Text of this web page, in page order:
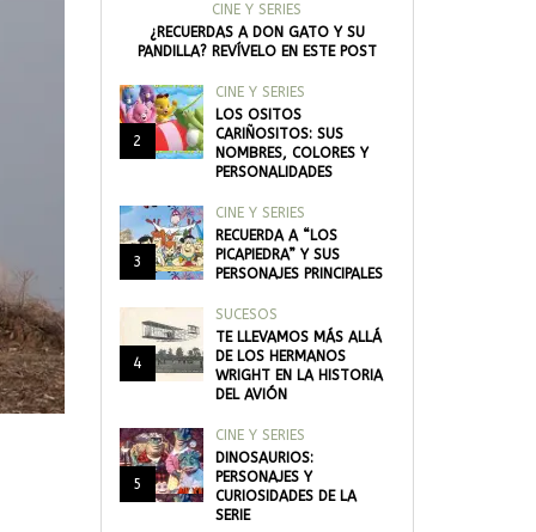
CINE Y SERIES
¿RECUERDAS A DON GATO Y SU
PANDILLA? REVÍVELO EN ESTE POST
2
CINE Y SERIES
LOS OSITOS
CARIÑOSITOS: SUS
NOMBRES, COLORES Y
PERSONALIDADES
3
CINE Y SERIES
RECUERDA A “LOS
PICAPIEDRA” Y SUS
PERSONAJES PRINCIPALES
4
SUCESOS
TE LLEVAMOS MÁS ALLÁ
DE LOS HERMANOS
WRIGHT EN LA HISTORIA
DEL AVIÓN
5
CINE Y SERIES
DINOSAURIOS:
PERSONAJES Y
CURIOSIDADES DE LA
SERIE